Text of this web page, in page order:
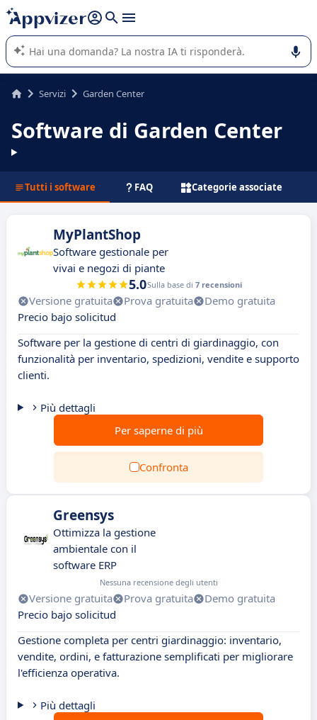
righe con
shift + enter
L'IA di Appvizer vi guida nell'utilizzo o nella scelta di un
software SaaS per la vostra azienda.
Servizi Garden Center
Software di Garden Center
Tutti i software FAQ Categorie associate
MyPlantShop
Software gestionale per
vivai e negozi di piante
5.0Sulla base di 7 recensioni
Versione gratuita Prova gratuita
Demo gratuita
Precio bajo solicitud
Software per la gestione di centri di giardinaggio, con
funzionalità per inventario, spedizioni, vendite e supporto
clienti.
Più dettagli
Per saperne di più
Confronta
Greensys
Ottimizza la gestione
ambientale con il
software ERP
Nessuna recensione degli utenti
Versione gratuita Prova gratuita
Demo gratuita
Precio bajo solicitud
Gestione completa per centri giardinaggio: inventario,
vendite, ordini, e fatturazione semplificati per migliorare
l'efficienza operativa.
Più dettagli